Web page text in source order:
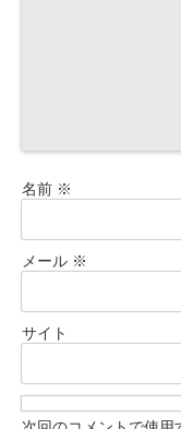
名前 ※
メール ※
サイト